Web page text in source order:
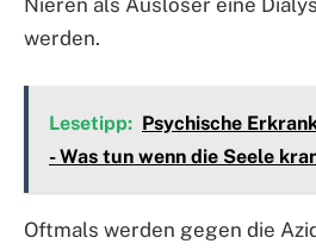
Nieren als Auslöser eine
werden.
Lesetipp: Psychische
- Was tun wenn die Seele
Oftmals werden gegen die